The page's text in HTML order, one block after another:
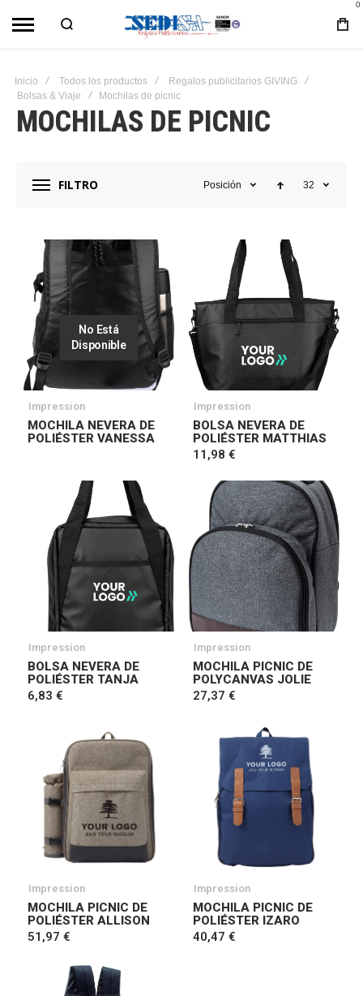
0
Inicio Todos los productos
Regalos publicitarios GIVING
Bolsas & Viaje
Mochilas de picnic
MOCHILAS DE PICNIC
FILTRO Posición 32
No Está
Disponible
Impression
MOCHILA NEVERA DE
POLIÉSTER VANESSA
Impression
BOLSA NEVERA DE
POLIÉSTER MATTHIAS
11,98 €
Impression
BOLSA NEVERA DE
POLIÉSTER TANJA
6,83 €
Impression
MOCHILA PICNIC DE
POLYCANVAS JOLIE
27,37 €
Impression
MOCHILA PICNIC DE
POLIÉSTER ALLISON
51,97 €
Impression
MOCHILA PICNIC DE
POLIÉSTER IZARO
40,47 €